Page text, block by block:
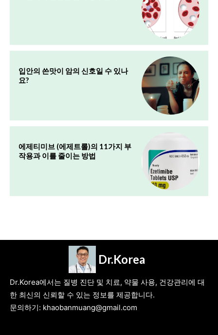
입안의 쓴맛이 암의 신호일 수 있나
요?
에제티미브 (에제트롤)의 11가지 부
작용과 이를 줄이는 방법
Dr.Korea
Dr.Korea에서는 질병 진단 및 치료, 약물 사용, 건강관리에 대
한 최신의 신뢰할 수 있는 정보를 제공합니다.
문의하기: khaobanmuang@gmail.com